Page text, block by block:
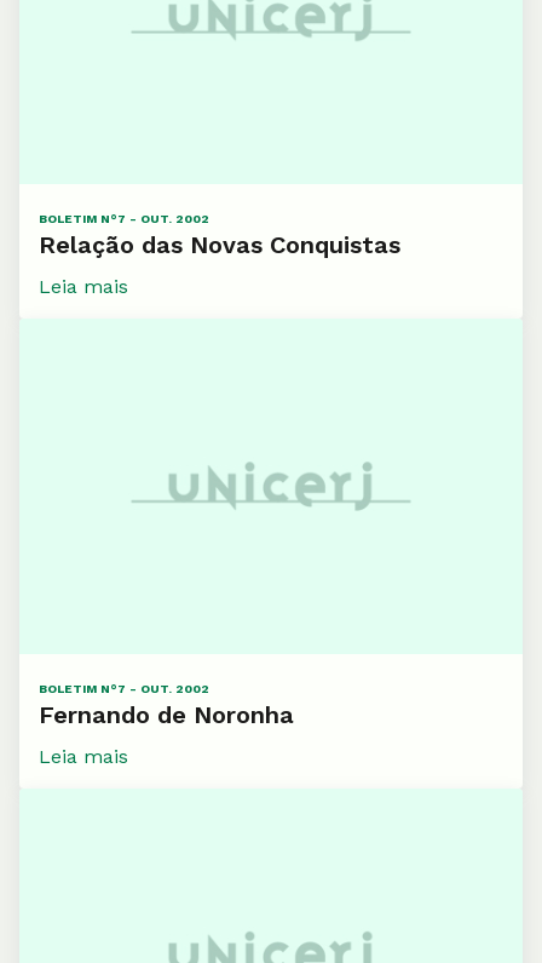
BOLETIM N°7 - OUT. 2002
Relação das Novas Conquistas
Leia mais
BOLETIM N°7 - OUT. 2002
Fernando de Noronha
Leia mais